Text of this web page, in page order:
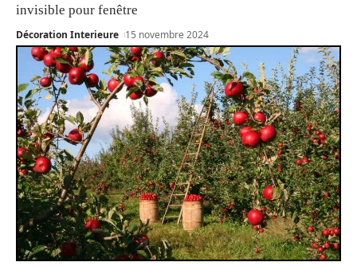
invisible pour fenêtre
Décoration Interieure 15 novembre 2024